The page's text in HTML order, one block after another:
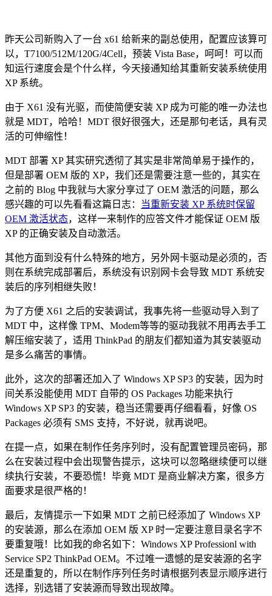
昨天公司新购入了一台 x61 给新来的副总使用，配置应该算可
以，T7100/512M/120G/4Cell，预装 Vista Base，呵呵！可以而
知运行速度会是个什么样，今天接通知给其重新安装系统使用
XP 系统。
由于 X61 没有光驱，而使简便安装 XP 成为可能的唯一办法也
就是 MDT，哈哈！MDT 很好很强大，还是那句老话，具有灵
活的可伸缩性！
MDT 部署 XP 其实研究透彻了其实是非常简单易于操作的，
但是部署 OEM 版的 XP，我们还是需要注意一些的，其实在
之前的 Blog 中我就与大家分享过了 OEM 激活的问题，那么
感兴趣的可以先看看这篇日 志：
当重新安装 XP 系统时保留
OEM 激活状态，这样一来制作的应答文件才能保证 OEM 版
XP 的正确安装及自动激活。
其他方面到没有什么特殊的地方，另外网卡驱动是必须的，否
则在系统完成部署后，系统没有识别网卡会导致 MDT 系统安
装后的序列相继失败！
为了方便 X61 之后的安装调试，我事先将一些驱动导入到了
MDT 中，这样像 TPM、Modem等等的驱动我就不用再去手工
解压缩安装了，适用 ThinkPad 的朋友们都知道为其安装驱动
是多么痛苦的事情。
此外，这次的部署还加入了 Windows XP SP3 的安装，因为时
间关系没能使用 MDT 自带的 OS Packages 功能来执行
Windows XP SP3 的安装，稳当还需要再仔细看看，好像 OS
Packages 必须有 SMS 支持，不好说，就再说吧。
在提一点，如果在制作任务序列时，没有配置管理员密码，那
么在安装过程中会出现警告提示，这块可以忽略继续便可以继
续执行安装，不要恐慌！毕竟 MDT 是商业解决方案，很多方
面要求是很严格的！
最后，友情提示一下如果 MDT 之前已经添加了 Windows XP
的安装源，那么在添加 OEM 版 XP 时一定要注意目录名字不
要重复哦！比如我的命名如下：Windows XP Professionl with
Service SP2 ThinkPad OEM。不过唯一遗憾的是安装源的名字
还是重复的，所以在制作序列任务时请根据列表显示顺序进行
选择，别选错了安装源而导致出现故障。